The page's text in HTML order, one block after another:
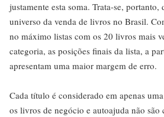
justamente esta soma. Trata-se, portanto,
universo da venda de livros no Brasil.
no máximo listas com os 20 livros mais
categoria, as posições finais da lista, a
apresentam uma maior margem de erro.
Cada título é considerado em apenas
os livros de negócio e autoajuda não são